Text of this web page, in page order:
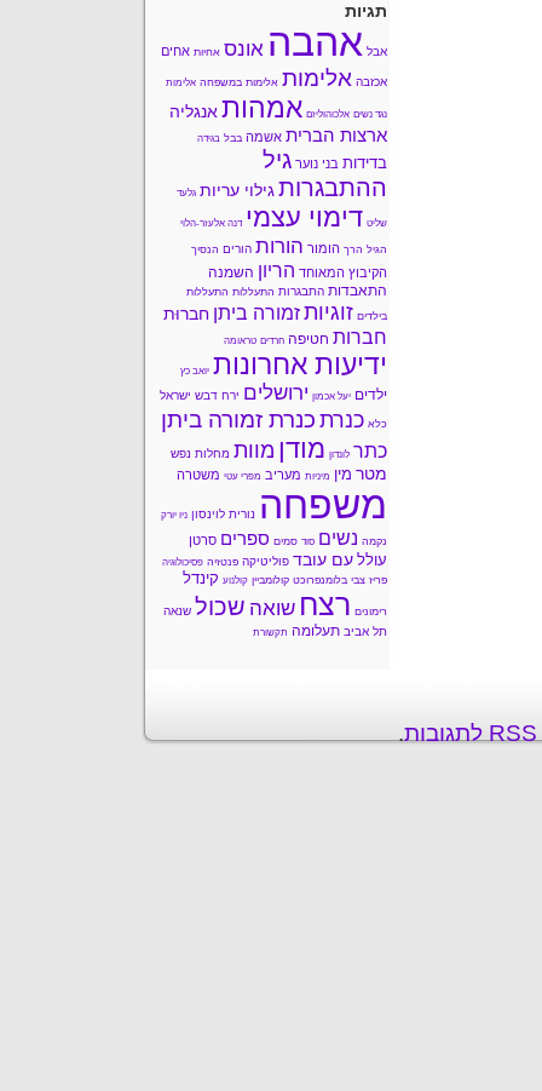
תגיות
אבל אהבה אונס אחיות אחים
אכזבה אלימות אלימות במשפחה אלימות
נגד נשים אלכוהוליזם אמהותאנגליה
ארצות הברית אשמה בבל בגידה
בדידות בני נוער גיל
ההתבגרות גילוי עריות גלעד
שליט דימוי עצמי דנה אלעזר-הלוי
הגיל הרך הומור הורות הורים הנסיך
הקיבוץ המאוחד הריון השמנה
התאבדות התבגרות התעללות התעללות
בילדים זוגיותזמורה ביתן חברוּת
חברות חטיפה חרדים טראומה
ידיעות אחרונות יואב כץ
ילדים יעל אכמון ירושלים ירח דבש ישראל
כלא כנרת כנרת זמורה ביתן
כתר לונדון מודן מוות מחלות נפש
מטר מין מיניות מעריב מפרי עטי משטרה
משפחה נורית לוינסון ניו יורק
נקמה נשים סוד סמים ספרים סרטן
עולל עם עובד פוליטיקה פנטזיה פסיכולוגיה
פריז צבי בלומנפרוכט קולומביין קולנוע קינדל
רימונים רצח שואה שכול שנאה
תל אביב תעלומה תקשורת
.